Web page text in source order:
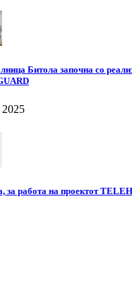
Битола започна со
за работа на проектот